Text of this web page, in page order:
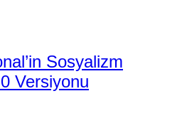
Sosyalizm
Versiyonu